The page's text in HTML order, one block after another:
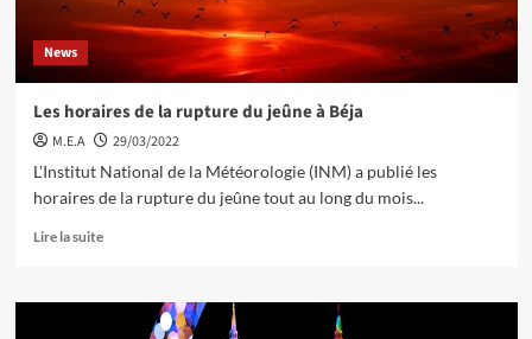
News
Les horaires de la rupture du jeûne à Béja
M.E.A
29/03/2022
L'Institut National de la Météorologie (INM) a publié les
horaires de la rupture du jeûne tout au long du mois...
Lire la suite